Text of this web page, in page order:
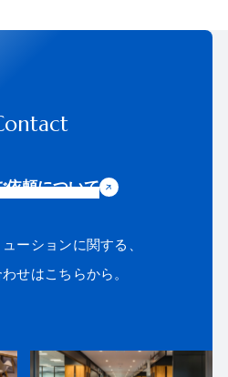
依頼について
ーションに関する、
せはこちらから。